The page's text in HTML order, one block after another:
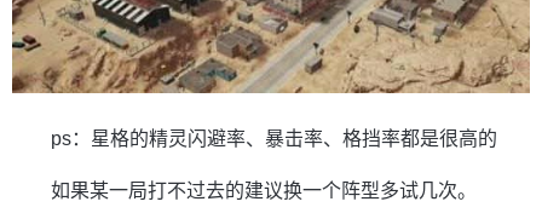
ps：星格的精灵闪避率、暴击率、格挡率都是很高的
如果某一局打不过去的建议换一个阵型多试几次。